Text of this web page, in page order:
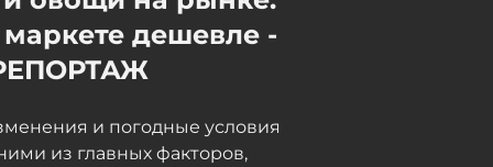
склады Wildberries
Сегодня, 09:30
дешевле -
и погодные условия
из главных факторов,